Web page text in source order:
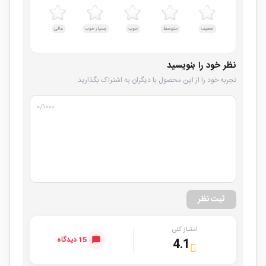
ضعیف متوسط خوب بسیار خوب عالی
نظر خود را بنویسید
تجربه خود را از این محصول با دیگران به اشتراک بگذارید.
۰/۱۰۰۰
ثبت نظر
امتیاز کلی
4.1 15 دیدگاه